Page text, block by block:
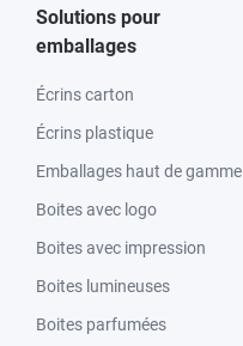
Solutions pour
emballages
Écrins carton
Écrins plastique
Emballages haut de gamme
Boites avec logo
Boites avec impression
Boites lumineuses
Boites parfumées